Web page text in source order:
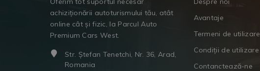
achiziționării autoturismului tău, atât
online cât și fizic, la Parcul Auto
Premium Cars West.
Str. Ștefan Tenetchi, Nr. 36, Arad,
Romania
Avantaje
Termeni de utilizare
Condiții de utilizare
Contanctează-ne